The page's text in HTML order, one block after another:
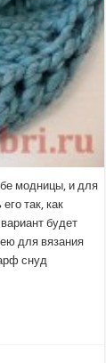
модницы, и для
так, как
будет
для вязания
снуд